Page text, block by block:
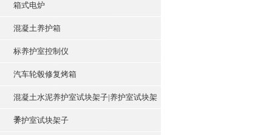
箱式电炉
混凝土养护箱
标养护室控制仪
汽车轮毂修复烤箱
混凝土水泥养护室试块架子|养护室试块架
子
养护室试块架子